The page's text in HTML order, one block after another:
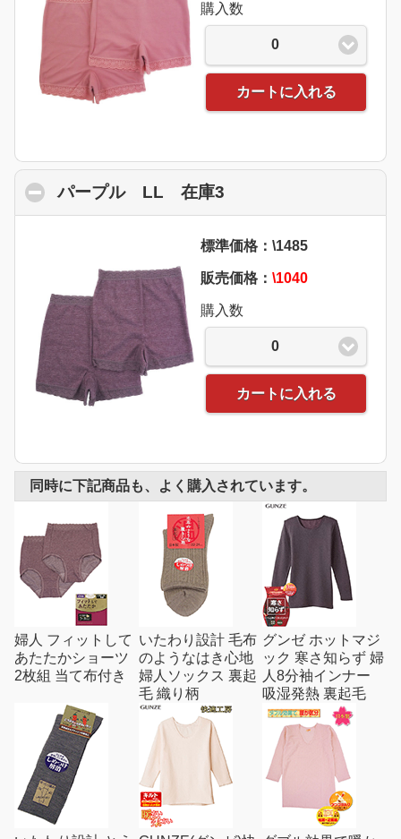
購入数
0
カートに入れる
パープル LL 在庫3
標準価格：\1485
販売価格： \1040
購入数
0
カートに入れる
同時に下記商品も、よく購入されています。
婦人 フィットして
あたたかショーツ
2枚組 当て布付き
いたわり設計 毛布
のようなはき心地
婦人ソックス 裏起
毛 織り柄
グンゼ ホットマジ
ック 寒さ知らず 婦
人8分袖インナー
吸湿発熱 裏起毛